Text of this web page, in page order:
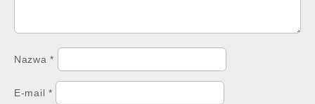
Nazwa*
E-mail *